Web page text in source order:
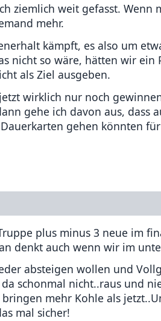
ziemlich weit gefasst.
mehr.
kämpft, es also um
nicht so wäre, hätten wir
als Ziel ausgeben.
wirklich nur noch
gehe ich davon aus,
gehen könnten
plus minus 3 neue im
denkt auch wenn wir im
absteigen wollen und
schonmal nicht..raus und
mehr Kohle als
mal sicher!